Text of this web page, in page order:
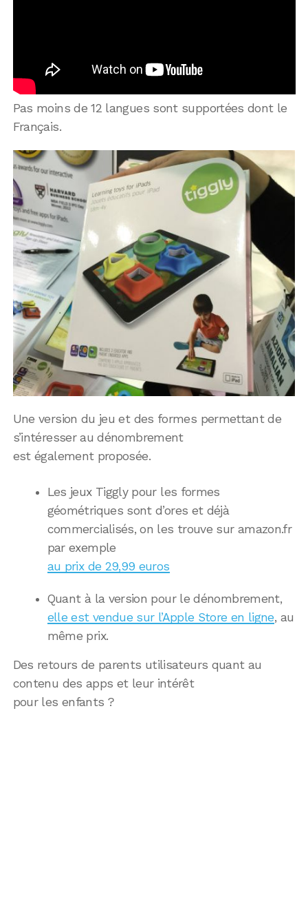
Pas moins de 12 langues sont supportées dont le
Français.
Une version du jeu et des formes permettant de
s’intéresser au dénombrement
est également proposée.
Les jeux Tiggly pour les formes
géométriques sont d’ores et déjà
commercialisés, on les trouve sur amazon.fr
par exemple
au prix de 29,99 euros
Quant à la version pour le dénombrement,
elle est vendue sur l’Apple Store en ligne, au
même prix.
Des retours de parents utilisateurs quant au
contenu des apps et leur intérêt
pour les enfants ?